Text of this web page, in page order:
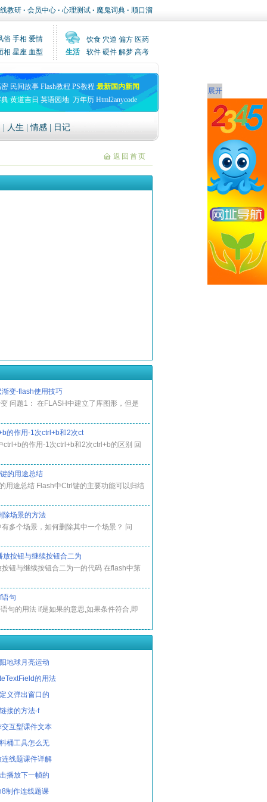
展开
教研 · 会员中心 · 心理测试 · 魔鬼词典 · 顺口溜
俗 手相 爱情
相 星座 血型
饮食 穴道 偏方 医药
生活
软件 硬件 解梦 高考
民间故事 Flash教程 PS教程 最新国内新闻
黄道吉日 英语园地 万年历 Html2anycode
人生 |情感 日记
返回首页
渐变-flash使用技巧
问题1： 在FLASH中建立了库图形，但是
的作用-1次ctrl+b和2次ct
ctrl+b的作用-1次ctrl+b和2次ctrl+b的区别 回
的用途总结
用途总结 Flash中Ctrl键的主要功能可以归结
除场景的方法
多个场景，如何删除其中一个场景？ 问
放按钮与继续按钮合二为
钮与继续按钮合二为一的代码 在flash中第
语句
句的用法 if是如果的意思,如果条件符合,即
地球月亮运动
的用法
义弹出窗口的
接的方法-f
互型课件文本
桶工具怎么无
线题课件详解
播放下一帧的
制作连线题课